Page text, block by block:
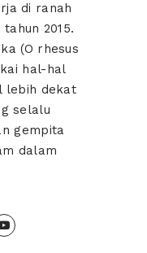
di ranah
2015.
(O rhesus
hal-hal
lebih dekat
selalu
gempita
dalam